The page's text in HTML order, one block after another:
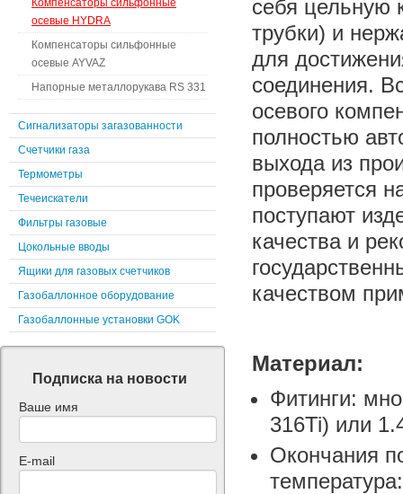
себя цельную
трубки) и
для
соединения.
осевого
полностью
выхода из
проверяется
поступают
качества и
качеством
Материал:
Фитинги:
316Ti) или
Окончания
Компенсаторы сильфонные
осевые HYDRA
Компенсаторы сильфонные
осевые AYVAZ
Напорные металлорукава RS 331
Сигнализаторы загазованности
Счетчики газа
Термометры
Течеискатели
Фильтры газовые
Цокольные вводы
Ящики для газовых счетчиков
Газобаллонное оборудование
Газобаллонные установки GOK
Подписка на новости
Ваше имя
E-mail